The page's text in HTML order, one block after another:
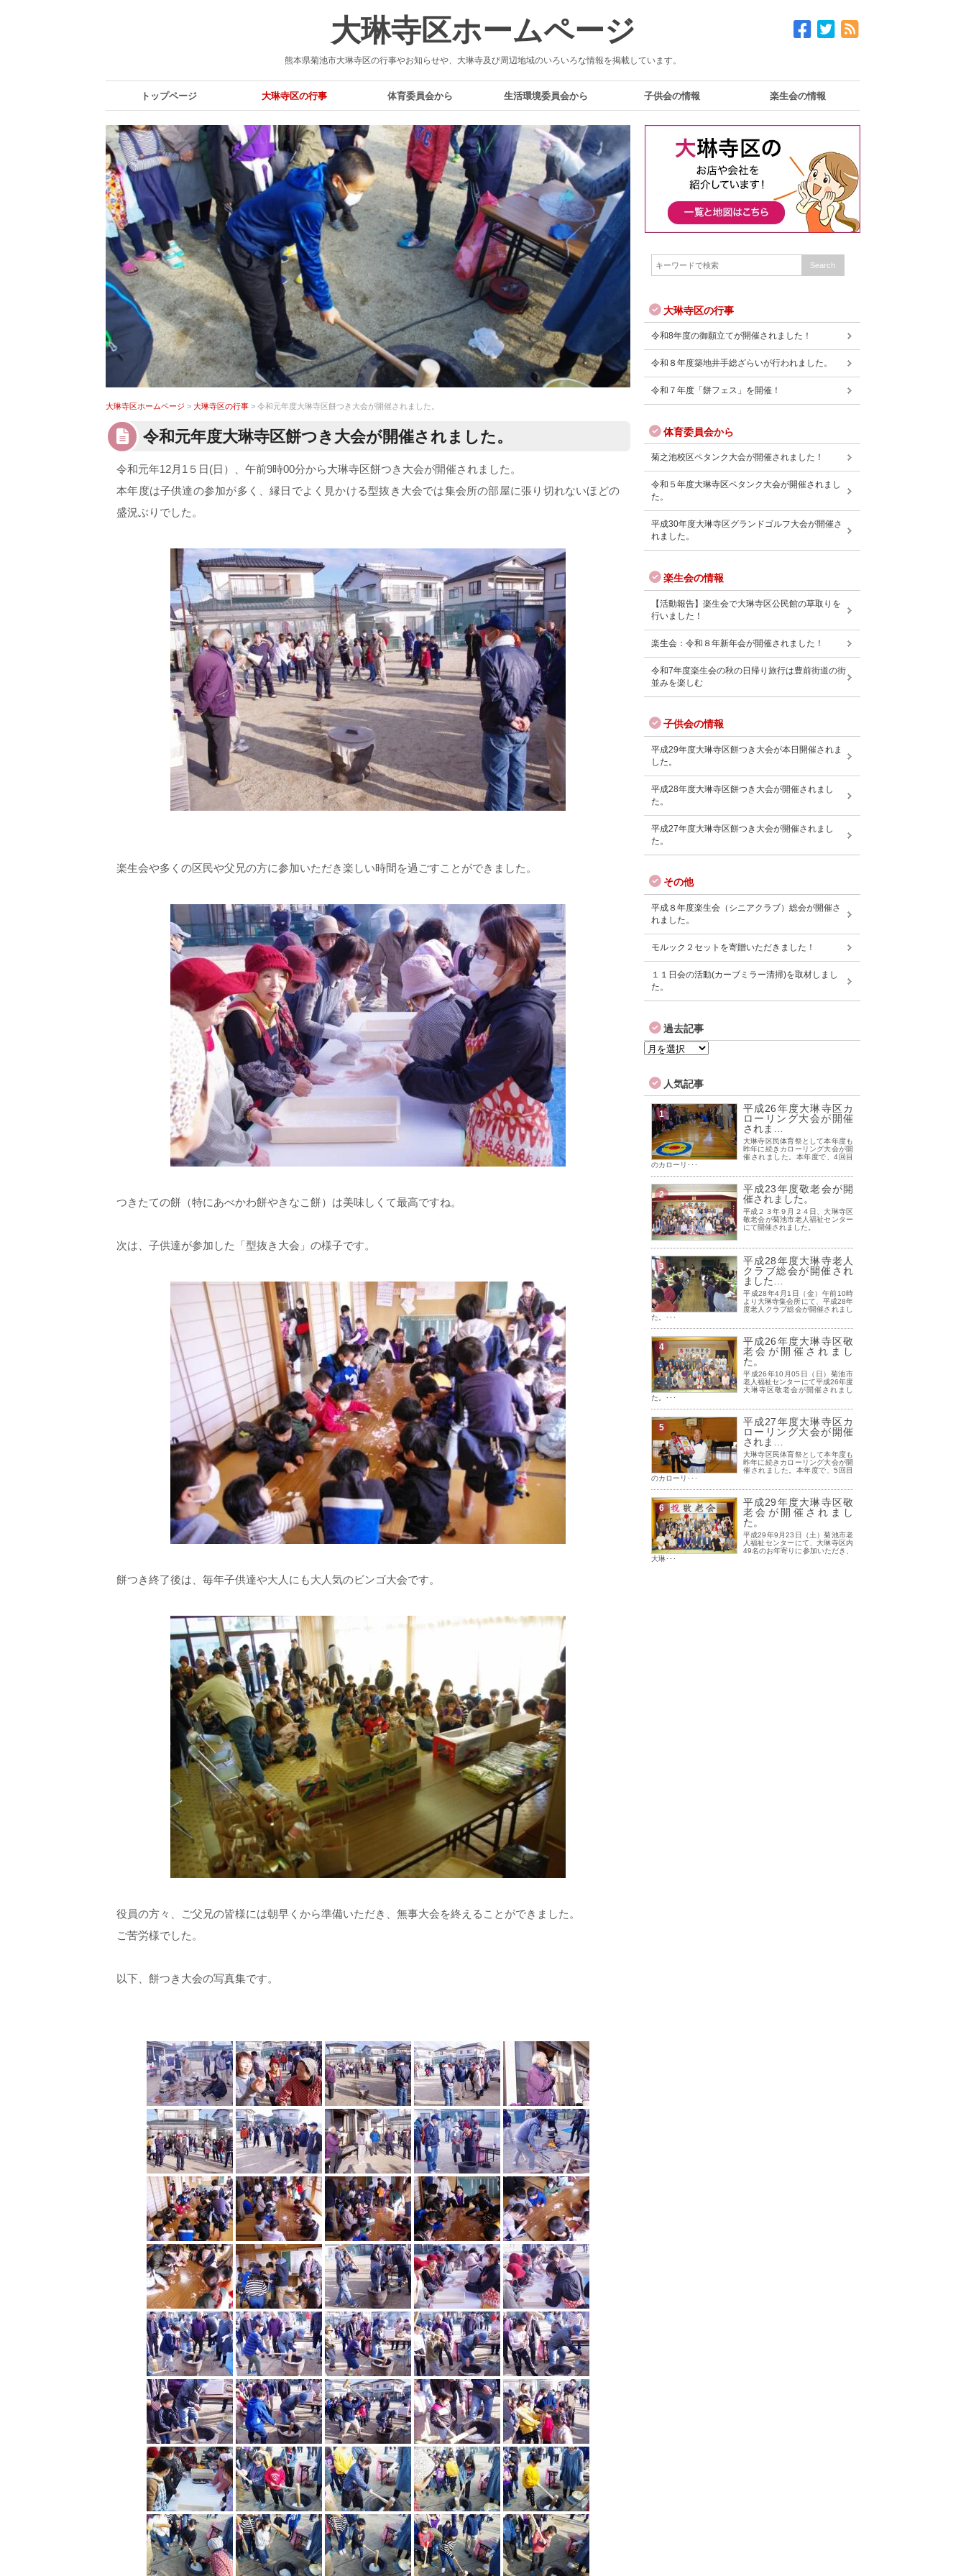
大琳寺区ホームページ
熊本県菊池市大琳寺区の行事やお知らせや、大琳寺及び周辺地域のいろいろな情報を掲載しています。
トップページ 大琳寺区の行事 体育委員会から 生活環境委員会から 子供会の情報 楽生会の情報
大琳寺区ホームページ > 大琳寺区の行事 > 令和元年度大琳寺区餅つき大会が開催されました。
令和元年度大琳寺区餅つき大会が開催されました。
令和元年12月1５日(日）、午前9時00分から大琳寺区餅つき大会が開催されました。
本年度は子供達の参加が多く、縁日でよく見かける型抜き大会では集会所の部屋に張り切れないほどの
盛況ぶりでした。
楽生会や多くの区民や父兄の方に参加いただき楽しい時間を過ごすことができました。
つきたての餅（特にあべかわ餅やきなこ餅）は美味しくて最高ですね。
次は、子供達が参加した「型抜き大会」の様子です。
餅つき終了後は、毎年子供達や大人にも大人気のビンゴ大会です。
役員の方々、ご父兄の皆様には朝早くから準備いただき、無事大会を終えることができました。
ご苦労様でした。
以下、餅つき大会の写真集です。
大琳寺区の行事
令和8年度の御願立てが開催されました！
令和８年度築地井手総ざらいが行われました。
令和７年度「餅フェス」を開催！
体育委員会から
菊之池校区ペタンク大会が開催されました！
令和５年度大琳寺区ペタンク大会が開催されまし
た。
平成30年度大琳寺区グランドゴルフ大会が開催さ
れました。
楽生会の情報
【活動報告】楽生会で大琳寺区公民館の草取りを
行いました！
楽生会：令和８年新年会が開催されました！
令和7年度楽生会の秋の日帰り旅行は豊前街道の街
並みを楽しむ
子供会の情報
平成29年度大琳寺区餅つき大会が本日開催されま
した。
平成28年度大琳寺区餅つき大会が開催されまし
た。
平成27年度大琳寺区餅つき大会が開催されまし
た。
その他
平成８年度楽生会（シニアクラブ）総会が開催さ
れました。
モルック２セットを寄贈いただきました！
１１日会の活動(カーブミラー清掃)を取材しまし
た。
過去記事
過
記
事
人気記事
1
平成26年度大琳寺区カ
ローリング大会が開催
されま…
大琳寺区民体育祭として本年度も
昨年に続きカローリング大会が開
催されました。本年度で、4回目
のカローリ･･･
2
平成23年度敬老会が開
催されました。
平成２３年９月２４日、大琳寺区
敬老会が菊池市老人福祉センター
にて開催されました。
3
平成28年度大琳寺老人
クラブ総会が開催され
ました…
平成28年4月1日（金）午前10時
より大琳寺集会所にて、平成28年
度老人クラブ総会が開催されまし
た。･･･
4
平成26年度大琳寺区敬
老会が開催されまし
た。
平成26年10月05日（日）菊池市
老人福祉センターにて平成26年度
大琳寺区敬老会が開催されまし
た。･･･
5
平成27年度大琳寺区カ
ローリング大会が開催
されま…
大琳寺区民体育祭として本年度も
昨年に続きカローリング大会が開
催されました。本年度で、5回目
のカローリ･･･
6
平成29年度大琳寺区敬
老会が開催されまし
た。
平成29年9月23日（土）菊池市老
人福祉センターにて、大琳寺区内
49名のお年寄りに参加いただき、
大琳･･･